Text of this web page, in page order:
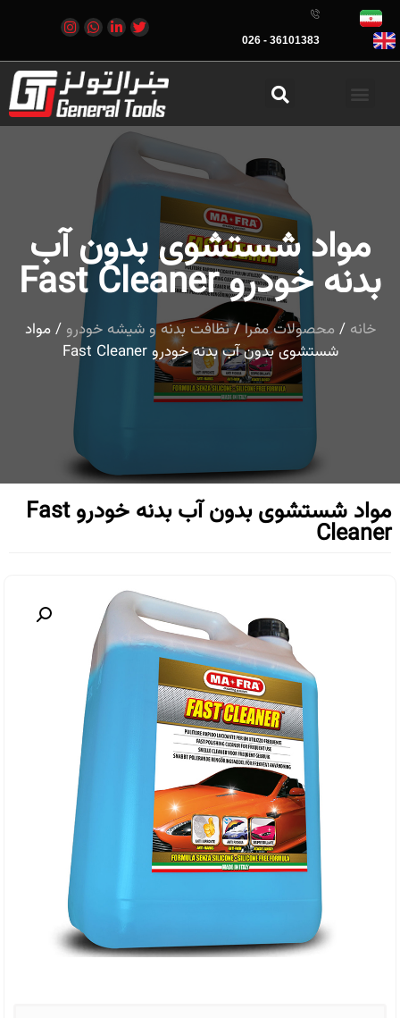
36101383 - 026
مواد شستشوی بدون آب
بدنه خودرو Fast Cleaner
خانه / محصولات مفرا/نظافت بدنه و شیشه خودرو / مواد
شستشوی بدون آب بدنه خودرو Fast Cleaner
مواد شستشوی بدون آب بدنه خودرو Fast
Cleaner